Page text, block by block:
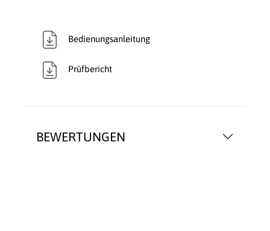
BEWERTUNGEN
Bedienungsanleitung
Prüfbericht